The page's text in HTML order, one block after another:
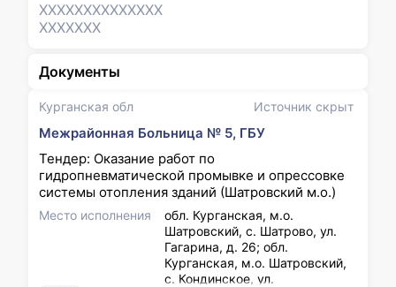
Курганская обл Источник скрыт
Межрайонная Больница № 5, ГБУ
Тендер: Оказание работ по
гидропневматической промывке и опрессовке
системы отопления зданий (Шатровский м.о.)
Место исполнения
обл. Курганская, м.о.
Шатровский, с. Шатрово, ул.
Гагарина, д. 26; обл.
Курганская, м.о. Шатровский,
с. Кондинское, ул.
XXXXXXXXXXXXXX
XXXXXXX
Документы